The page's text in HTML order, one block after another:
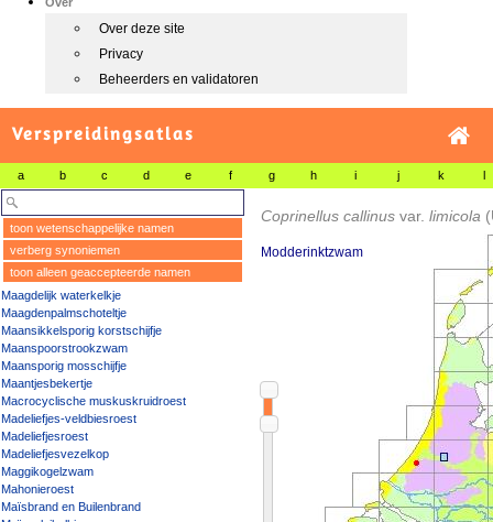
Over deze site
Privacy
Beheerders en validatoren
Verspreidingsatlas
a b c d e f g h i j k l
toon wetenschappelijke namen
verberg synoniemen
toon alleen geaccepteerde namen
Maagdelijk waterkelkje
Maagdenpalmschoteltje
Maansikkelsporig korstschijfje
Maanspoorstrookzwam
Maansporig mosschijfje
Maantjesbekertje
Macrocyclische muskuskruidroest
Madeliefjes-veldbiesroest
Madeliefjesroest
Madeliefjesvezelkop
Maggikogelzwam
Mahonieroest
Maïsbrand en Builenbrand
Coprinellus callinus var. limicola
Modderinktzwam